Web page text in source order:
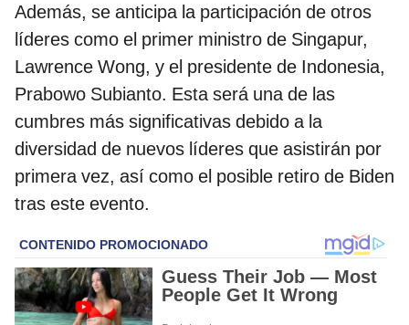
Además, se anticipa la participación de otros
líderes como el primer ministro de Singapur,
Lawrence Wong, y el presidente de Indonesia,
Prabowo Subianto. Esta será una de las
cumbres más significativas debido a la
diversidad de nuevos líderes que asistirán por
primera vez, así como el posible retiro de Biden
tras este evento.